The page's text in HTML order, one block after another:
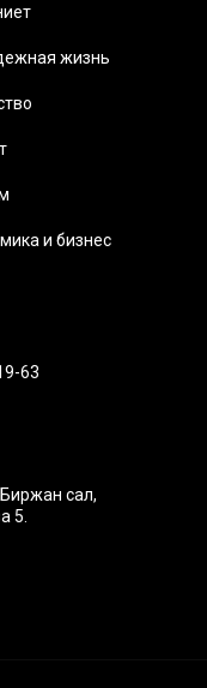
жизнь
и бизнес
63
сал,
5.